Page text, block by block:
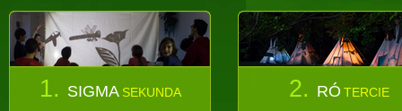
1. SIGMA SEKUNDA
2. RÓ TERCIE